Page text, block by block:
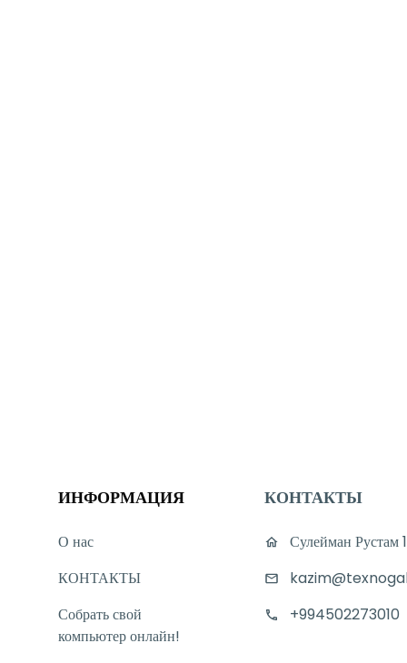
ИНФОРМАЦИЯ
О нас
КОНТАКТЫ
Собрать свой
компьютер онлайн!
КОНТАКТЫ
Сулейман Рустам
+994502273010